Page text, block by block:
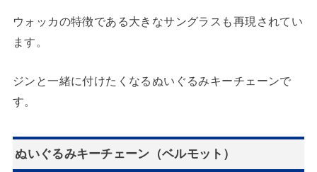
ウォッカの特徴である大きなサングラスも再現されてい
ます。
ジンと一緒に付けたくなるぬいぐるみキーチェーンで
す。
ぬいぐるみキーチェーン（ベルモット）